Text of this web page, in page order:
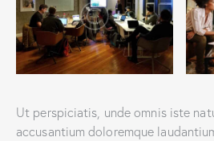
Ut perspiciatis, unde omnis iste
accusantium doloremque